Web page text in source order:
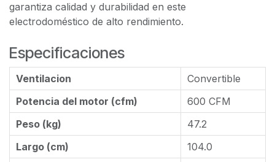
garantiza calidad y durabilidad en este
electrodoméstico de alto rendimiento.
Especificaciones
Ventilacion
Convertible
Potencia del motor (cfm)
600 CFM
Peso (kg)
47.2
Largo (cm)
104.0